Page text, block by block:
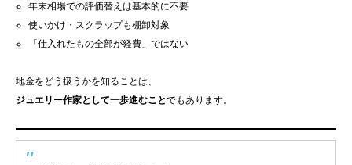
年末相場での評価替えは基本的に不要
使いかけ・スクラップも棚卸対象
「仕入れたもの全部が経費」ではない
地金をどう扱うかを知ることは、
ジュエリー作家として一歩進むことでもあります。